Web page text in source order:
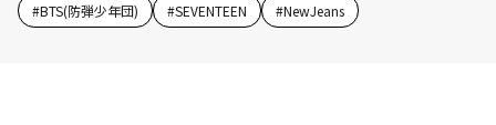
#BTS(防弾少年団) #SEVENTEEN #NewJeans